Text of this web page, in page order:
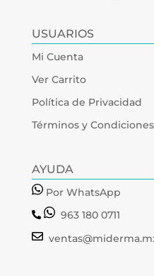
USUARIOS
Mi Cuenta
Ver Carrito
Política de Privacidad
Términos y Condiciones
AYUDA
Por WhatsApp
963 180 0711